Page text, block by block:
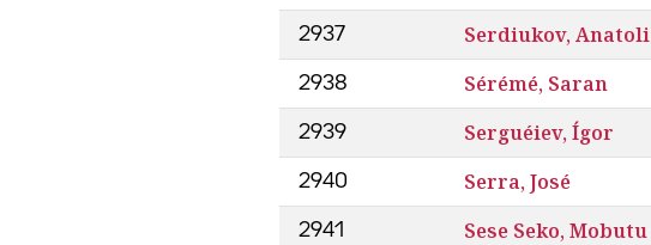
2937 Serdiukov, Anatoli
2938 Sérémé, Saran
2939 Serguéiev, Ígor
2940 Serra, José
2941 Sese Seko, Mobutu